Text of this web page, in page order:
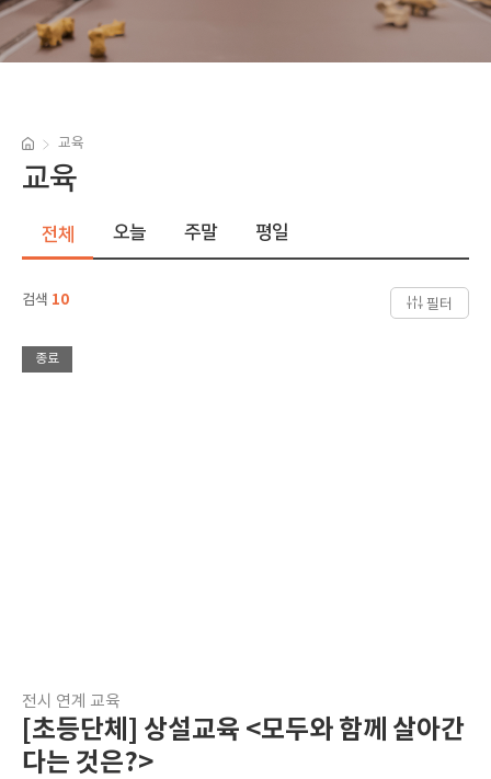
교육
교육
전체 오늘 주말 평일
검색 10 필터
종료
전시 연계 교육
[초등단체] 상설교육 <모두와 함께 살아간
다는 것은?>